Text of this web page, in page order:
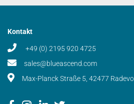
Kontakt
+49 (0) 2195 920 4725
sales@blueascend.com
Max-Planck Straße 5, 42477